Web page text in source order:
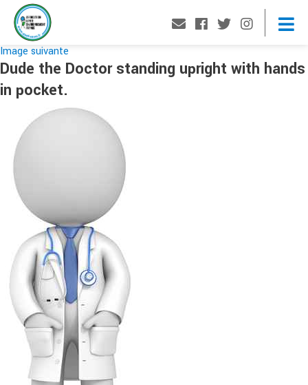
Image suivante
Dude the Doctor standing upright with hands
in pocket.